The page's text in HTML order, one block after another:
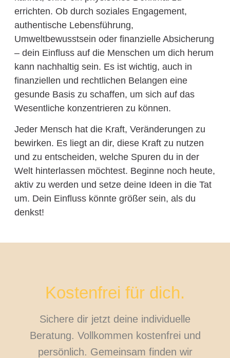
errichten. Ob durch soziales Engagement,
authentische Lebensführung,
Umweltbewusstsein oder finanzielle Absicherung
– dein Einfluss auf die Menschen um dich herum
kann nachhaltig sein. Es ist wichtig, auch in
finanziellen und rechtlichen Belangen eine
gesunde Basis zu schaffen, um sich auf das
Wesentliche konzentrieren zu können.
Jeder Mensch hat die Kraft, Veränderungen zu
bewirken. Es liegt an dir, diese Kraft zu nutzen
und zu entscheiden, welche Spuren du in der
Welt hinterlassen möchtest. Beginne noch heute,
aktiv zu werden und setze deine Ideen in die Tat
um. Dein Einfluss könnte größer sein, als du
denkst!
Kostenfrei für dich.
Sichere dir jetzt deine individuelle
Beratung. Vollkommen kostenfrei und
persönlich. Gemeinsam finden wir